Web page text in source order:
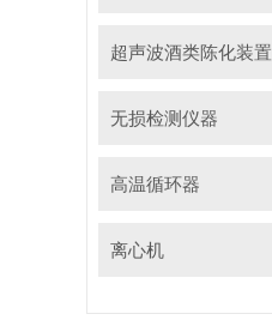
超声波酒类陈化装置
无损检测仪器
高温循环器
离心机